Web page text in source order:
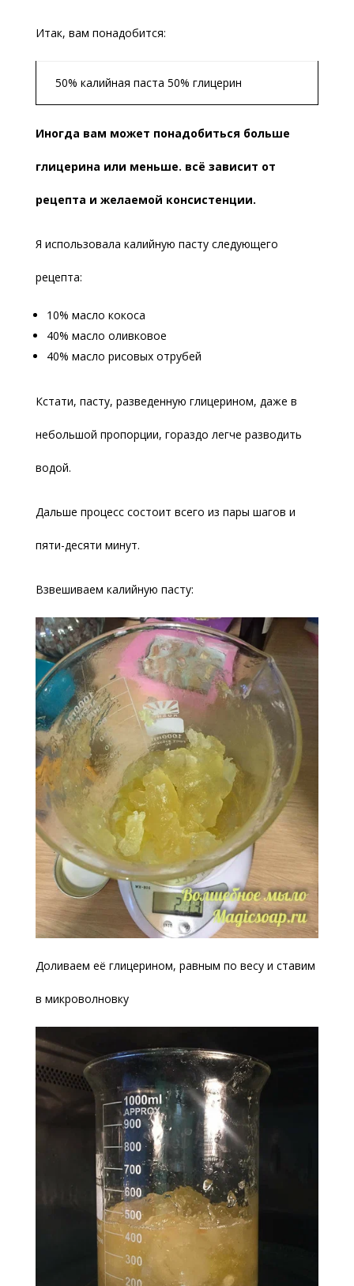
Итак, вам понадобится:
50% калийная паста 50% глицерин
Иногда вам может понадобиться больше
глицерина или меньше. всё зависит от
рецепта и желаемой консистенции.
Я использовала калийную пасту следующего
рецепта:
10% масло кокоса
40% масло оливковое
40% масло рисовых отрубей
Кстати, пасту, разведенную глицерином, даже в
небольшой пропорции, гораздо легче разводить
водой.
Дальше процесс состоит всего из пары шагов и
пяти-десяти минут.
Взвешиваем калийную пасту:
Доливаем её глицерином, равным по весу и ставим
в микроволновку